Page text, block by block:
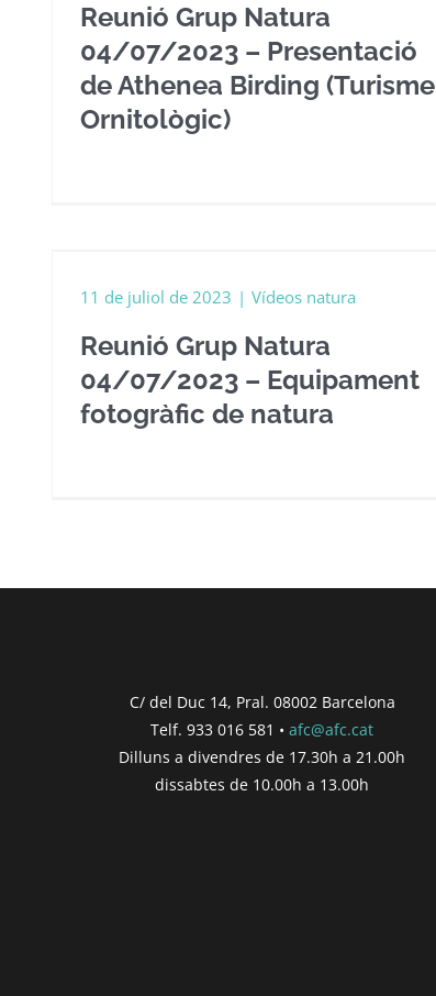
Reunió Grup Natura
04/07/2023 – Presentació
de Athenea Birding (Turisme
Ornitològic)
Reunió Grup Natura
04/07/2023 – Equipament
fotogràfic de natura
11 de juliol de 2023 | Vídeos natura
C/ del Duc 14, Pral. 08002 Barcelona
Telf. 933 016 581 •afc@afc.cat
Dilluns a divendres de 17.30h a 21.00h
dissabtes de 10.00h a 13.00h